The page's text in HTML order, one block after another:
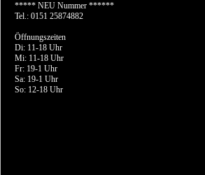
***** NEU Nummer ******
Tel.: 0151 25874882
Öffnungszeiten
Di: 11-18 Uhr
Mi: 11-18 Uhr
Fr: 19-1 Uhr
Sa: 19-1 Uhr
So: 12-18 Uhr